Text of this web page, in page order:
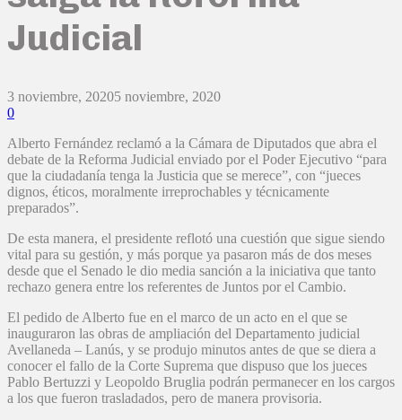
Judicial
3 noviembre, 20205 noviembre, 2020
0
Alberto Fernández reclamó a la Cámara de Diputados que abra el
debate de la Reforma Judicial enviado por el Poder Ejecutivo “para
que la ciudadanía tenga la Justicia que se merece”, con “jueces
dignos, éticos, moralmente irreprochables y técnicamente
preparados”.
De esta manera, el presidente reflotó una cuestión que sigue siendo
vital para su gestión, y más porque ya pasaron más de dos meses
desde que el Senado le dio media sanción a la iniciativa que tanto
rechazo genera entre los referentes de Juntos por el Cambio.
El pedido de Alberto fue en el marco de un acto en el que se
inauguraron las obras de ampliación del Departamento judicial
Avellaneda – Lanús, y se produjo minutos antes de que se diera a
conocer el fallo de la Corte Suprema que dispuso que los jueces
Pablo Bertuzzi y Leopoldo Bruglia podrán permanecer en los cargos
a los que fueron trasladados, pero de manera provisoria.